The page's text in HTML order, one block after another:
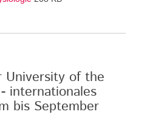
University of the
internationales
bis September